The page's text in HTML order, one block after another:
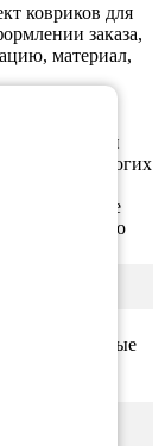
ковриков для
заказа,
материал,
2026
- полимерный
себя во многих
и прочую
пчелиные